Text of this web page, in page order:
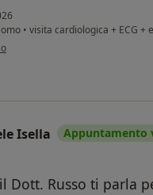
• visita cardiologica + ECG +
dell'utente Fabrizio
Isella Appuntamento
Dott. Russo ti parla